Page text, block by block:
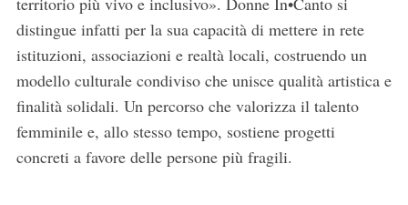
distingue infatti per la sua capacità di mettere in rete
istituzioni, associazioni e realtà locali, costruendo un
modello culturale condiviso che unisce qualità artistica e
finalità solidali. Un percorso che valorizza il talento
femminile e, allo stesso tempo, sostiene progetti
concreti a favore delle persone più fragili.